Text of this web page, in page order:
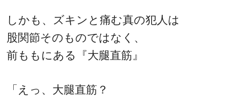
しかも、ズキンと痛む真の犯人は
股関節そのものではなく、
前ももにある『大腿直筋』
「えっ、大腿直筋？